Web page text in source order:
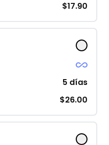
$17.90
5 días
$26.00